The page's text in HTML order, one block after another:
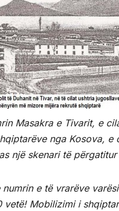
Masakra e Tivarit, e
nga Kosova,
një skenari të
numrin e të vrarëve
vetë! Mobilizimi i